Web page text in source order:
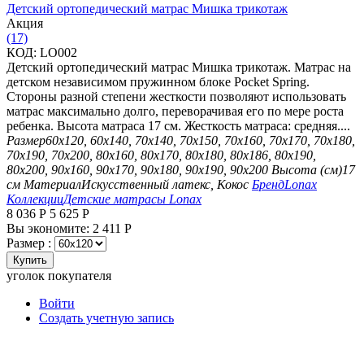
Детский ортопедический матрас Мишка трикотаж
Aкция
(17)
КОД: LO002
Детский ортопедический матрас Мишка трикотаж. Матрас на
детском независимом пружинном блоке Pocket Spring.
Стороны разной степени жесткости позволяют использовать
матрас максимально долго, переворачивая его по мере роста
ребенка. Высота матраса 17 см. Жесткость матраса: средняя....
Размер60х120, 60х140, 70х140, 70х150, 70х160, 70х170, 70х180,
70х190, 70х200, 80х160, 80х170, 80х180, 80х186, 80х190,
80х200, 90х160, 90х170, 90х180, 90х190, 90х200 Высота (см)17
см МатериалИскусственный латекс, Кокос БрендLonax
КоллекцииДетские матрасы Lonax
8 036 Р 5 625 Р
Вы экономите: 2 411 Р
Размер :
Купить
уголок покупателя
Войти
Создать учетную запись